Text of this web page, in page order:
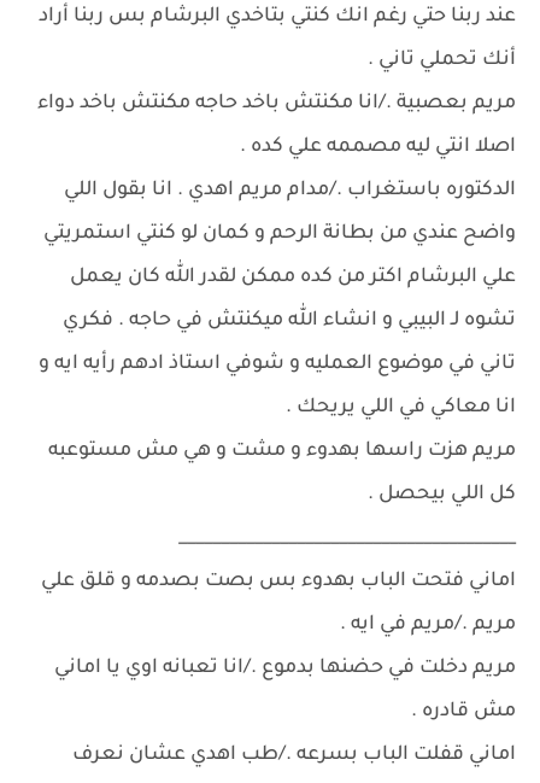
عند ربنا حتي رغم انك كنتي بتاخدي البرشام بس ربنا أراد
أنك تحملي تاني .
مريم بعصبية ./انا مكنتش باخد حاجه مكنتش باخد دواء
اصلا انتي ليه مصممه علي كده .
الدكتوره باستغراب ./مدام مريم اهدي . انا بقول اللي
واضح عندي من بطانة الرحم و كمان لو كنتي استمريتي
علي البرشام اكتر من كده ممكن لقدر الله كان يعمل
تشوه لـ البيبي و انشاء الله ميكنتش في حاجه . فكري
تاني في موضوع العمليه و شوفي استاذ ادهم رأيه ايه و
انا معاكي في اللي يريحك .
مريم هزت راسها بهدوء و مشت و هي مش مستوعبه
كل اللي بيحصل .
________________________________________
اماني فتحت الباب بهدوء بس بصت بصدمه و قلق علي
مريم ./مريم في ايه .
مريم دخلت في حضنها بدموع ./انا تعبانه اوي يا اماني
مش قادره .
اماني قفلت الباب بسرعه ./طب اهدي عشان نعرف